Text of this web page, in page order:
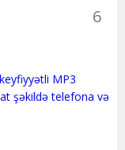
6
MP3
şəkildə telefona və